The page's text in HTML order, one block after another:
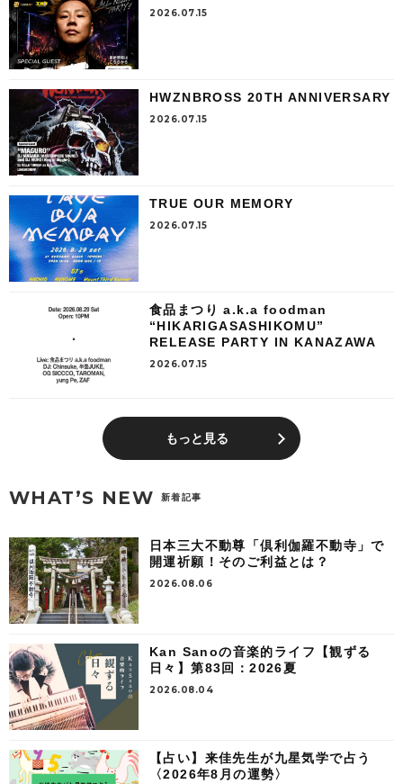
2026.07.15
HWZNBROSS 20TH ANNIVERSARY
2026.07.15
TRUE OUR MEMORY
2026.07.15
食品まつり a.k.a foodman
“HIKARIGASASHIKOMU”
RELEASE PARTY IN KANAZAWA
2026.07.15
もっと見る
WHAT’S NEW 新着記事
日本三大不動尊「倶利伽羅不動寺」で
開運祈願！そのご利益とは？
2026.08.06
Kan Sanoの音楽的ライフ【観ずる
日々】第83回：2026夏
2026.08.04
【占い】来佳先生が九星気学で占う
〈2026年8月の運勢〉